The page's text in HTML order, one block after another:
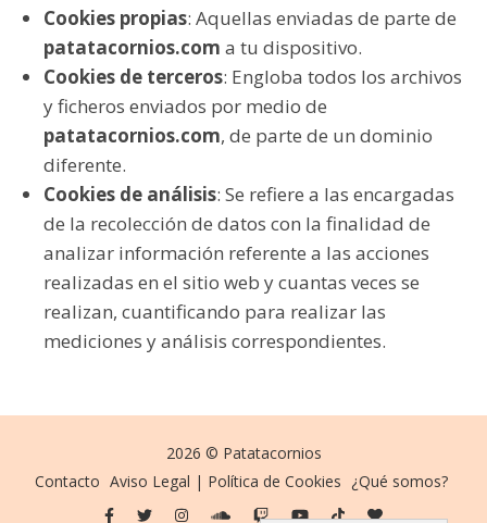
Cookies propias: Aquellas enviadas de parte de
patatacornios.com a tu dispositivo.
Cookies de terceros: Engloba todos los archivos
y ficheros enviados por medio de
patatacornios.com, de parte de un dominio
diferente.
Cookies de análisis: Se refiere a las encargadas
de la recolección de datos con la finalidad de
analizar información referente a las acciones
realizadas en el sitio web y cuantas veces se
realizan, cuantificando para realizar las
mediciones y análisis correspondientes.
2026 © Patatacornios
Contacto Aviso Legal | Política de Cookies ¿Qué somos?